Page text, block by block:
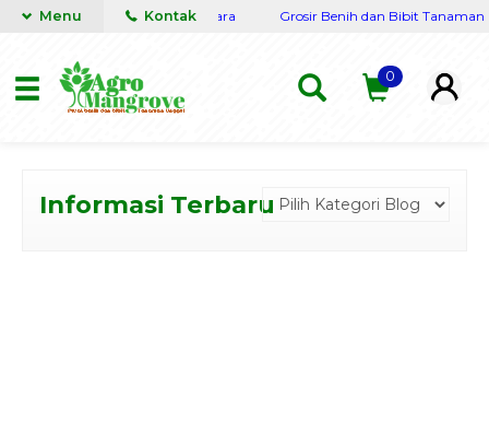
siap kirim seluruh Nusantara Grosir Benih dan Bibit Tanaman
Menu Kontak
0
Informasi Terbaru